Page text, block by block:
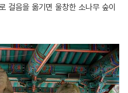
걸음을 옮기면 울창한 소나무 숲이